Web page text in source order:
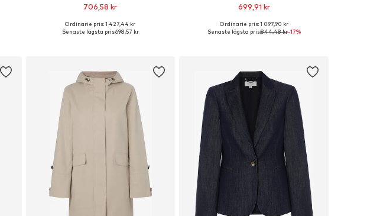
706,58 kr
Tillgängliga storlekar: 34, 36, 38, 40
Ordinarie pris: 1 427,44 kr
Senaste lägsta pris:698,57 kr
699,91 kr
Tillgänglig i många storlekar
Ordinarie pris: 1 097,90 kr
Senaste lägsta pris:844,48 kr-17%